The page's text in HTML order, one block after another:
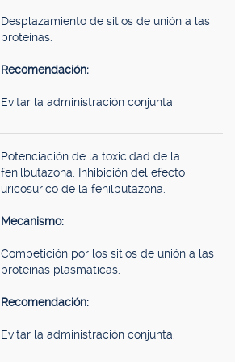
Desplazamiento de sitios de unión a las
proteínas.
Recomendación:
Evitar la administración conjunta
Potenciación de la toxicidad de la
fenilbutazona. Inhibición del efecto
uricosúrico de la fenilbutazona.
Mecanismo:
Competición por los sitios de unión a las
proteínas plasmáticas.
Recomendación:
Evitar la administración conjunta.